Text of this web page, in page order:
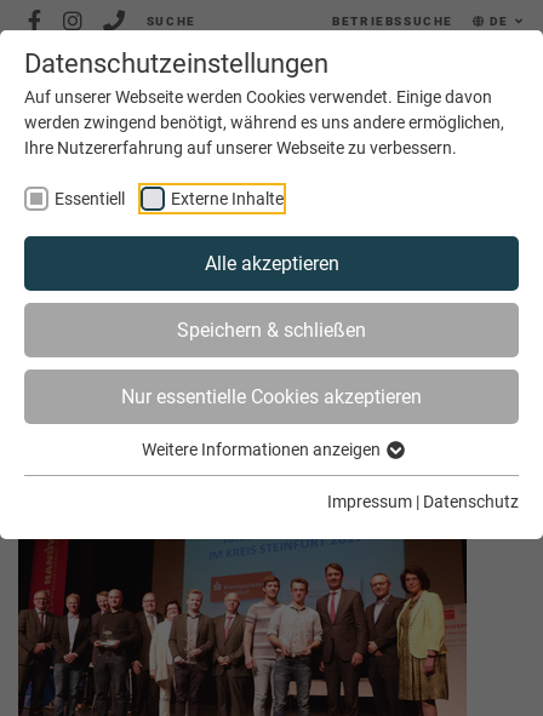
Datenschutzeinstellungen
Auf unserer Webseite werden Cookies verwendet. Einige davon
werden zwingend benötigt, während es uns andere ermöglichen,
Ihre Nutzererfahrung auf unserer Webseite zu verbessern.
Essentiell Externe Inhalte
Alle akzeptieren
Speichern & schließen
Nur essentielle Cookies akzeptieren
Weitere Informationen anzeigen
Impressum | Datenschutz
SUCHE BETRIEBSSUCHE DE
MENÜ
AKTUELLES ARCHIV
Archiv Juli 2017